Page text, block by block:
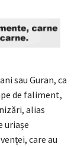
sau Guran, ca
de faliment,
alias
uriașe
care au